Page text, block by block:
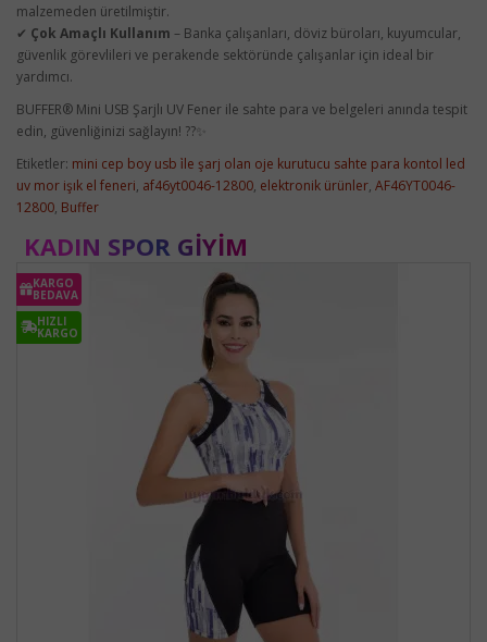
malzemeden üretilmiştir.
✔ Çok Amaçlı Kullanım – Banka çalışanları, döviz büroları, kuyumcular,
güvenlik görevlileri ve perakende sektöründe çalışanlar için ideal bir
yardımcı.
BUFFER® Mini USB Şarjlı UV Fener ile sahte para ve belgeleri anında tespit
edin, güvenliğinizi sağlayın! ??✨
Etiketler: mini cep boy usb i̇le şarj olan oje kurutucu sahte para kontol led
uv mor işık el feneri, af46yt0046-12800, elektronik ürünler, AF46YT0046-
12800, Buffer
KADIN SPOR GIYIM
KARGO
BEDAVA
HIZLI
KARGO